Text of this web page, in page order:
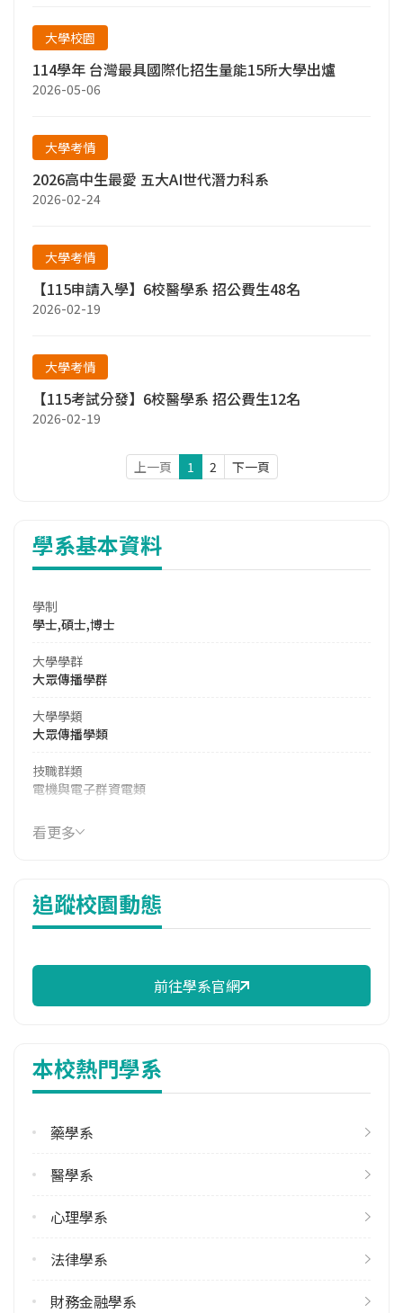
大學校園
114學年 台灣最具國際化招生量能15所大學出爐
2026-05-06
大學考情
2026高中生最愛 五大AI世代潛力科系
2026-02-24
大學考情
【115申請入學】6校醫學系 招公費生48名
2026-02-19
大學考情
【115考試分發】6校醫學系 招公費生12名
2026-02-19
上一頁 1 2 下一頁
學系基本資料
學制
學士,碩士,博士
大學學群
大眾傳播學群
大學學類
大眾傳播學類
技職群類
電機與電子群資電類
114年學費
17,990 元/學期
11,270 元/學期
114年註冊率
113學年度上學期
113學年度下學期
22
修輔系人數
21
113學年度下學期
113學年度上學期
看更多
追蹤校園動態
前往學系官網
本校熱門學系
藥學系
醫學系
心理學系
法律學系
財務金融學系